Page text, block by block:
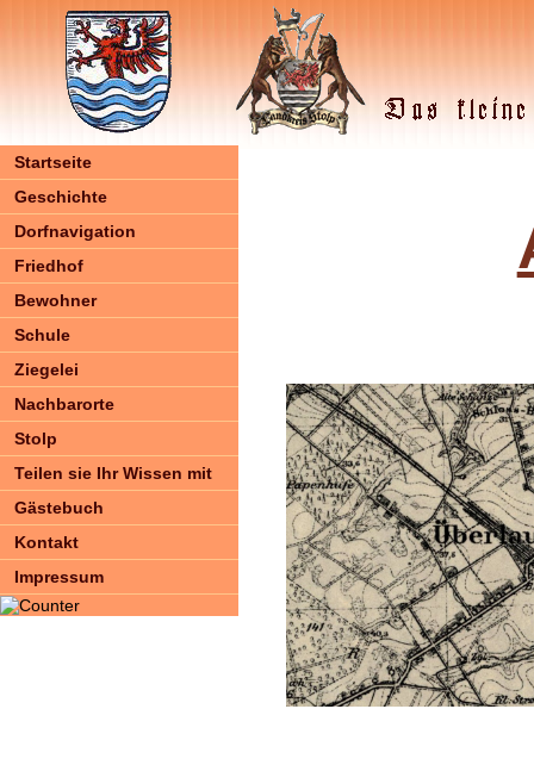
Startseite
Geschichte
Dorfnavigation
Friedhof
Bewohner
Schule
Ziegelei
Nachbarorte
Stolp
Teilen sie Ihr Wissen mit
Gästebuch
Kontakt
Impressum